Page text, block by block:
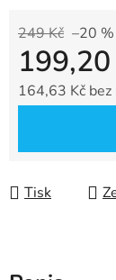
249 Kč –20 %
164,63 Kč bez
Tisk